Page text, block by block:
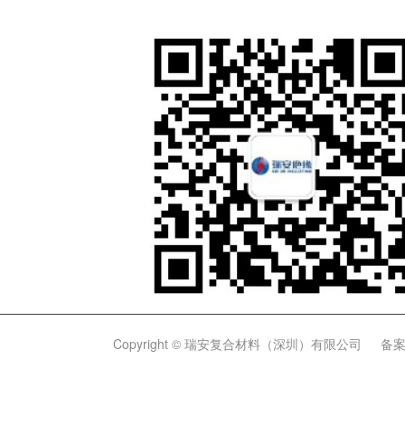
Copyright © 瑞安复合材料（深圳）有限公司 备